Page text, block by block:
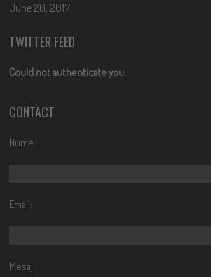
June 20, 2017
TWITTER FEED
Could not authenticate you.
CONTACT
Nume:
Email:
Mesaj: